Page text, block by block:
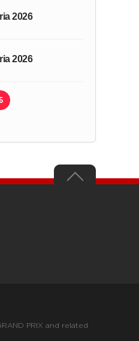
2026
2026
PRIX and related